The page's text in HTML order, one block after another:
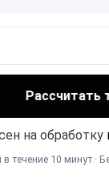
Рассчитать
на обработку
течение 10 минут ·